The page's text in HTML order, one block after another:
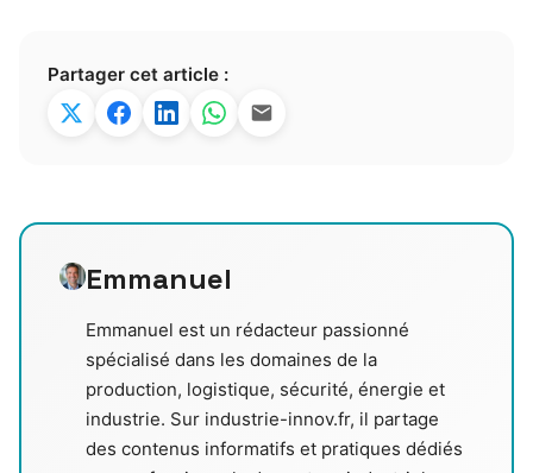
Partager cet article :
Emmanuel
Emmanuel est un rédacteur passionné
spécialisé dans les domaines de la
production, logistique, sécurité, énergie et
industrie. Sur industrie-innov.fr, il partage
des contenus informatifs et pratiques dédiés